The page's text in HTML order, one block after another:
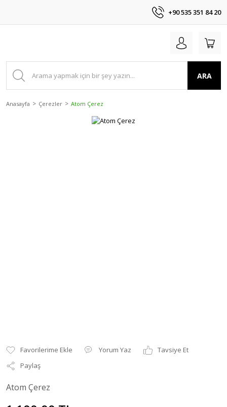
+90 535 351 84 20
ARA
Anasayfa Çerezler Atom Çerez
Yorum Yaz
Tavsiye Et
Paylaş
Atom Çerez